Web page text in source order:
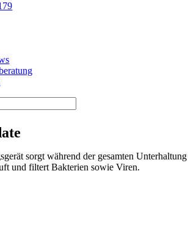
sorgt während der gesamten Unterhaltung
und filtert Bakterien sowie Viren.